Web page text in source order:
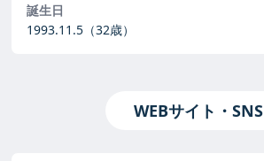
誕生日
1993.11.5 （32歳）
WEBサイト・SNS